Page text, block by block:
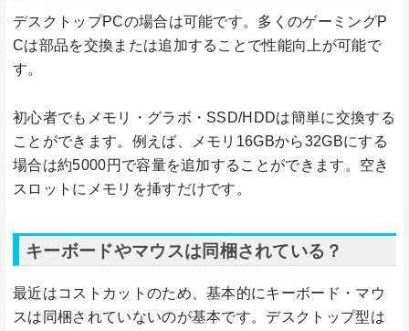
デスクトップPCの場合は可能です。多くのゲーミングP
Cは部品を交換または追加することで性能向上が可能で
す。
初心者でもメモリ・グラボ・SSD/HDDは簡単に交換する
ことができます。例えば、メモリ16GBから32GBにする
場合は約5000円で容量を追加することができます。空き
スロットにメモリを挿すだけです。
キーボードやマウスは同梱されている？
最近はコストカットのため、基本的にキーボード・マウ
スは同梱されていないのが基本です。デスクトップ型は